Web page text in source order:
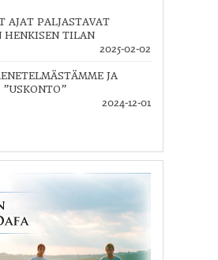
AJAT PALJASTAVAT
HENKISEN TILAN
2025-02-02
JA
2024-12-01